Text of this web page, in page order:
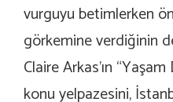
vurguyu betimlerken
görkemine verdiğinin
Claire Arkas’ın
konu yelpazesini,